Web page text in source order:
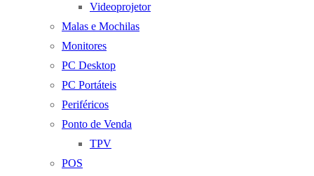
Videoprojetor
Malas e Mochilas
Monitores
PC Desktop
PC Portáteis
Periféricos
Ponto de Venda
TPV
POS